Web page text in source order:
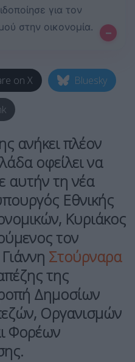
για τον
στην οικονομία.
–
on X Bluesky
ανήκει πλέον
οφείλει να
αυτήν τη νέα
Εθνικής
Κυριάκος
τον
Γιάννη Στούρναρα
της
Δημοσίων
Οργανισμών
Φορέων